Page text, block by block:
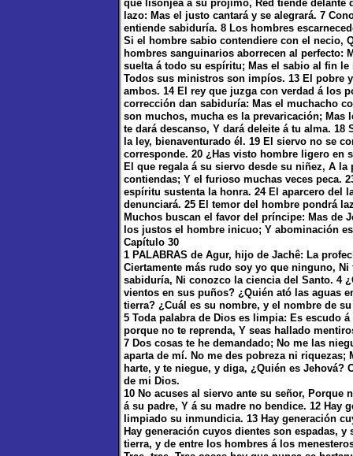
que lisonjea á su prójimo, Red tiende delante
lazo: Mas el justo cantará y se alegrará. 7
entiende sabiduría. 8 Los hombres
Si el hombre sabio contendiere con el necio,
hombres sanguinarios aborrecen al perfecto:
suelta á todo su espíritu; Mas el sabio al fin
Todos sus ministros son impíos. 13 El pobre
ambos. 14 El rey que juzga con verdad á los
corrección dan sabiduría: Mas el muchacho
son muchos, mucha es la prevaricación;
te dará descanso, Y dará deleite á tu alma.
la ley, bienaventurado él. 19 El siervo no se
corresponde. 20 ¿Has visto hombre ligero en
El que regala á su siervo desde su niñez, A
contiendas; Y el furioso muchas veces peca.
espíritu sustenta la honra. 24 El aparcero del
denunciará. 25 El temor del hombre pondrá
Muchos buscan el favor del príncipe: Mas de
los justos el hombre inicuo; Y abominación
Capítulo 30
1 PALABRAS de Agur, hijo de Jachê: La
Ciertamente más rudo soy yo que ninguno,
sabiduría, Ni conozco la ciencia del Santo. 4
vientos en sus puños? ¿Quién ató las aguas
tierra? ¿Cuál es su nombre, y el nombre de
5 Toda palabra de Dios es limpia: Es escudo
porque no te reprenda, Y seas hallado
7 Dos cosas te he demandado; No me las
aparta de mí. No me des pobreza ni riquezas;
harte, y te niegue, y diga, ¿Quién es Jehová?
de mi Dios.
10 No acuses al siervo ante su señor, Porque
á su padre, Y á su madre no bendice. 12
limpiado su inmundicia. 13 Hay generación
Hay generación cuyos dientes son espadas,
tierra, y de entre los hombres á los